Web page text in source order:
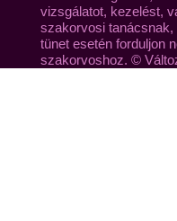
vizsgálatot, kezelést,
szakorvosi tanácsnak,
tünet esetén forduljon
szakorvoshoz. ©